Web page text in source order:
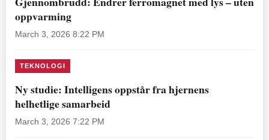
oppvarming
March 3, 2026 8:22 PM
TEKNOLOGI
Ny studie: Intelligens oppstår fra hjernens
helhetlige samarbeid
March 3, 2026 7:22 PM